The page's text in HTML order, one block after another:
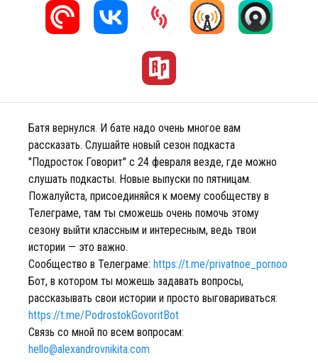
Батя вернулся. И бате надо очень многое вам
рассказать. Слушайте новый сезон подкаста
"Подросток Говорит" с 24 февраля везде, где можно
слушать подкасты. Новые выпуски по пятницам.
Пожалуйста, присоединяйся к моему сообществу в
Телеграме, там ты сможешь очень помочь этому
сезону выйти классным и интересным, ведь твои
истории — это важно.
Сообщество в Телеграме: https://t.me/privatnoe_pornoo
Бот, в котором ты можешь задавать вопросы,
рассказывать свои истории и просто выговариваться:
https://t.me/PodrostokGovoritBot
Связь со мной по всем вопросам:
hello@alexandrovnikita.com